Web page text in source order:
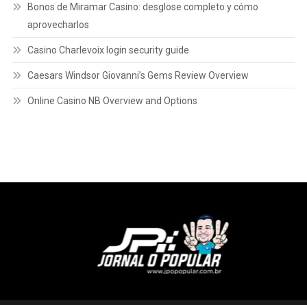
Bonos de Miramar Casino: desglose completo y cómo
aprovecharlos
Casino Charlevoix login security guide
Caesars Windsor Giovanni’s Gems Review Overview
Online Casino NB Overview and Options